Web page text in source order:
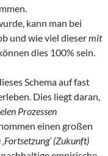
kann man bei
und wie viel diesermit
dies 100% sein.
Schema auf fast
Dies liegt daran,
Prozessen
einen großen
(Zukunft)